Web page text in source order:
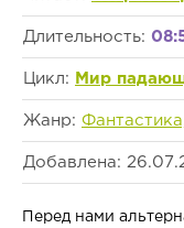
Длительность:
Цикл: Мир
Жанр:
Добавлена:
Перед нами